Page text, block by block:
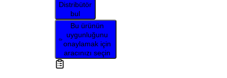
Distribütör
bul
Bu ürünün
uygunluğunu
onaylamak için
aracınızı seçin